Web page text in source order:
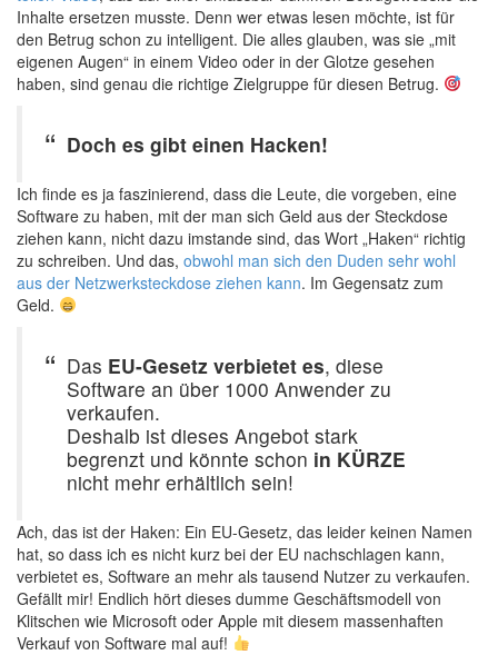
Inhalte ersetzen musste. Denn wer etwas lesen möchte, ist für
den Betrug schon zu intelligent. Die alles glauben, was sie „mit
eigenen Augen“ in einem Video oder in der Glotze gesehen
haben, sind genau die richtige Zielgruppe für diesen Betrug.
Doch es gibt einen Hacken!
Ich finde es ja faszinierend, dass die Leute, die vorgeben, eine
Software zu haben, mit der man sich Geld aus der Steckdose
ziehen kann, nicht dazu imstande sind, das Wort „Haken“ richtig
zu schreiben. Und das, obwohl man sich den Duden sehr wohl
aus der Netzwerksteckdose ziehen kann. Im Gegensatz zum
Geld.
Das EU-Gesetz verbietet es, diese
Software an über 1000 Anwender zu
verkaufen.
Deshalb ist dieses Angebot stark
begrenzt und könnte schon in KÜRZE
nicht mehr erhältlich sein!
Ach, das ist der Haken: Ein EU-Gesetz, das leider keinen Namen
hat, so dass ich es nicht kurz bei der EU nachschlagen kann,
verbietet es, Software an mehr als tausend Nutzer zu verkaufen.
Gefällt mir! Endlich hört dieses dumme Geschäftsmodell von
Klitschen wie Microsoft oder Apple mit diesem massenhaften
Verkauf von Software mal auf!